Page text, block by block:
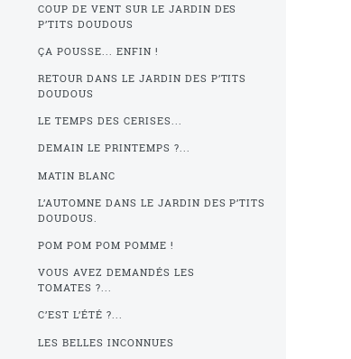
COUP DE VENT SUR LE JARDIN DES
P’TITS DOUDOUS
ÇA POUSSE... ENFIN !
RETOUR DANS LE JARDIN DES P’TITS
DOUDOUS
LE TEMPS DES CERISES...
DEMAIN LE PRINTEMPS ?...
MATIN BLANC
L’AUTOMNE DANS LE JARDIN DES P’TITS
DOUDOUS.
POM POM POM POMME !
VOUS AVEZ DEMANDÉS LES
TOMATES ?...
C’EST L’ÉTÉ ?...
LES BELLES INCONNUES